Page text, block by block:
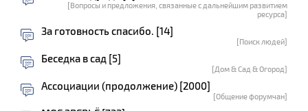
[Вопросы и предложения, связанные с дальнейшим развитием
ресурса]
За готовность спасибо. [14]
[Поиск людей]
Беседка в сад [5]
[Дом & Сад & Огород]
Ассоциации (продолжение) [2000]
[Общение форумчан]